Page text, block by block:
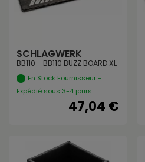
SCHLAGWERK
BB110 - BB110 BUZZ BOARD XL
En Stock Fournisseur -
Expédié sous 3-4 jours
47,04 €